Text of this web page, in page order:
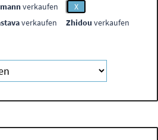
verkaufen
X
verkaufen Zhidou verkaufen